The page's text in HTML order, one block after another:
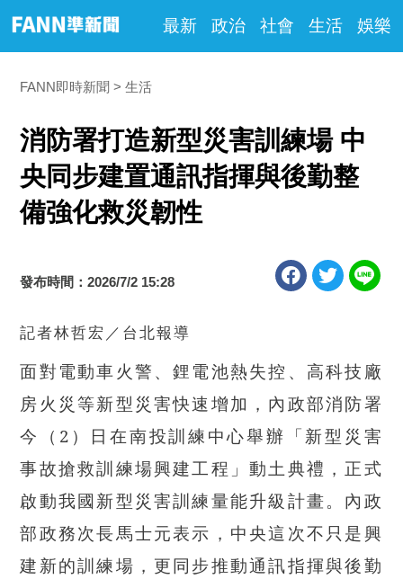
最新 政治 社會 生活 娛樂
FANN即時新聞 生活
消防署打造新型災害訓練場 中
央同步建置通訊指揮與後勤整
備強化救災韌性
發布時間：2026/7/2 15:28
記者林哲宏／台北報導
面對電動車火警、鋰電池熱失控、高科技廠
房火災等新型災害快速增加，內政部消防署
今（2）日在南投訓練中心舉辦「新型災害
事故搶救訓練場興建工程」動土典禮，正式
啟動我國新型災害訓練量能升級計畫。內政
部政務次長馬士元表示，中央這次不只是興
建新的訓練場，更同步推動通訊指揮與後勤